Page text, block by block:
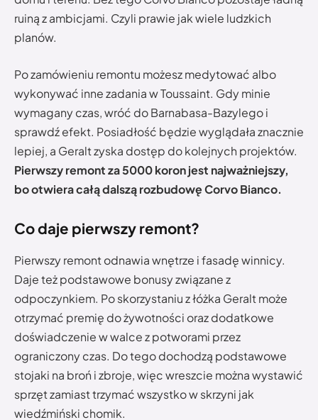
ruiną z ambicjami. Czyli prawie jak wiele ludzkich
planów.
Po zamówieniu remontu możesz medytować albo
wykonywać inne zadania w Toussaint. Gdy minie
wymagany czas, wróć do Barnabasa-Bazylego i
sprawdź efekt. Posiadłość będzie wyglądała znacznie
lepiej, a Geralt zyska dostęp do kolejnych projektów.
Pierwszy remont za 5000 koron jest najważniejszy,
bo otwiera całą dalszą rozbudowę Corvo Bianco.
Co daje pierwszy remont?
Pierwszy remont odnawia wnętrze i fasadę winnicy.
Daje też podstawowe bonusy związane z
odpoczynkiem. Po skorzystaniu z łóżka Geralt może
otrzymać premię do żywotności oraz dodatkowe
doświadczenie w walce z potworami przez
ograniczony czas. Do tego dochodzą podstawowe
stojaki na broń i zbroje, więc wreszcie można wystawić
sprzęt zamiast trzymać wszystko w skrzyni jak
wiedźmiński chomik.